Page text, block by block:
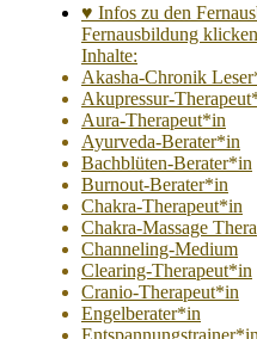
♥ Infos zu den
Fernausbildung
Inhalte:
Akasha-Chronik
Akupressur-
Aura-Therapeut*in
Ayurveda-Berater*in
Bachblüten-Berater*in
Burnout-Berater*in
Chakra-Therapeut*in
Chakra-Massage
Channeling-Medium
Clearing-Therapeut*in
Cranio-Therapeut*in
Engelberater*in
Entspannungstrainer*in